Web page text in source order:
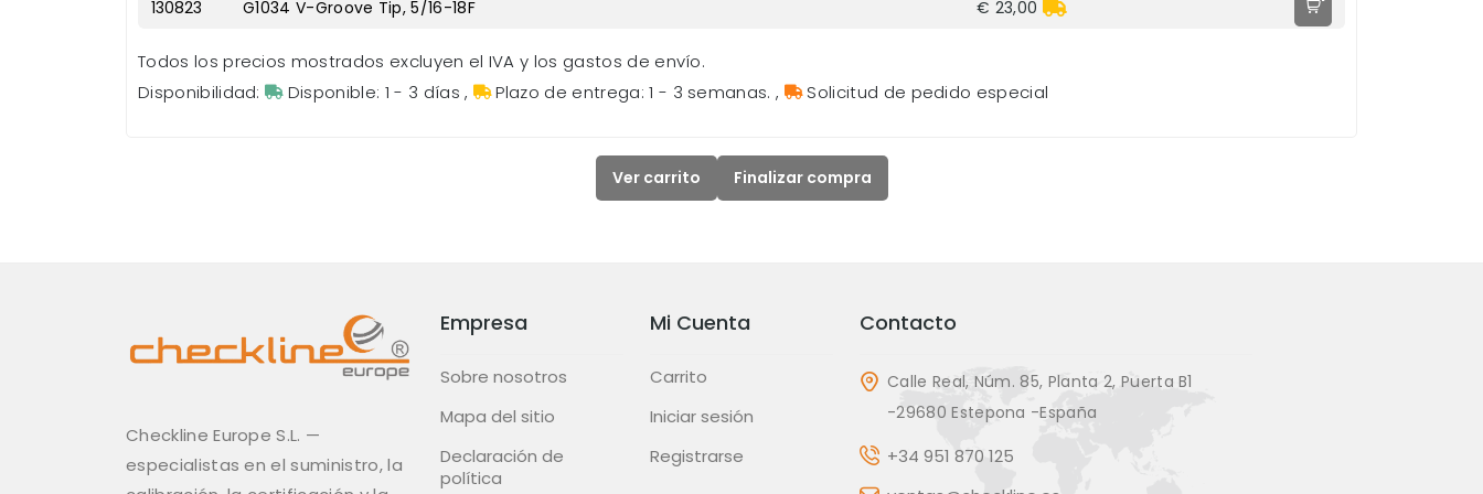
130823 G1034 V-Groove Tip, 5/16-18F € 23,00
Todos los precios mostrados excluyen el IVA y los gastos de envío.
Disponibilidad:
Disponible: 1 - 3 días , Plazo de entrega: 1 - 3 semanas. , Solicitud de pedido especial
Ver carrito Finalizar compra
Checkline Europe S.L. —
especialistas en el suministro, la
Empresa
Sobre nosotros
Mapa del sitio
Declaración de
política
Mi Cuenta
Carrito
Iniciar sesión
Registrarse
Contacto
Calle Real, Núm. 85, Planta 2, Puerta B1
-29680 Estepona -España
+34 951 870 125